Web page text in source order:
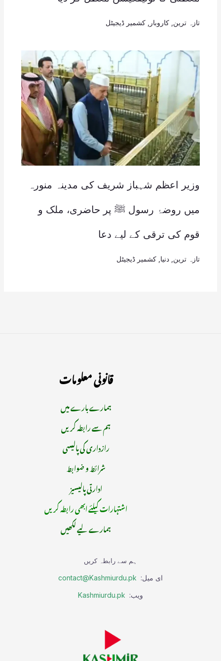
تازہ ترین کاروبار کشمیر ڈیجیٹل
وزیر اعظم شہباز شریف کی مدینہ منورہ
میں روضۂ رسول ﷺ پر حاضری، ملک و
قوم کی ترقی کے لیے دعا
تازہ ترین دنیا کشمیر ڈیجیٹل
قانونی معلومات
ہمارے بارے میں
ہم سے رابطہ کریں
رازداری کی پالیسی
شرائط و ضوابط
ادارتی پالیسیز
اشتہارات کیلئے ابھی رابطہ کریں
ہمارے لیے لکھیں
ہم سے رابطہ کریں
ای میل: contact@Kashmiurdu.pk
ویب: Kashmiurdu.pk